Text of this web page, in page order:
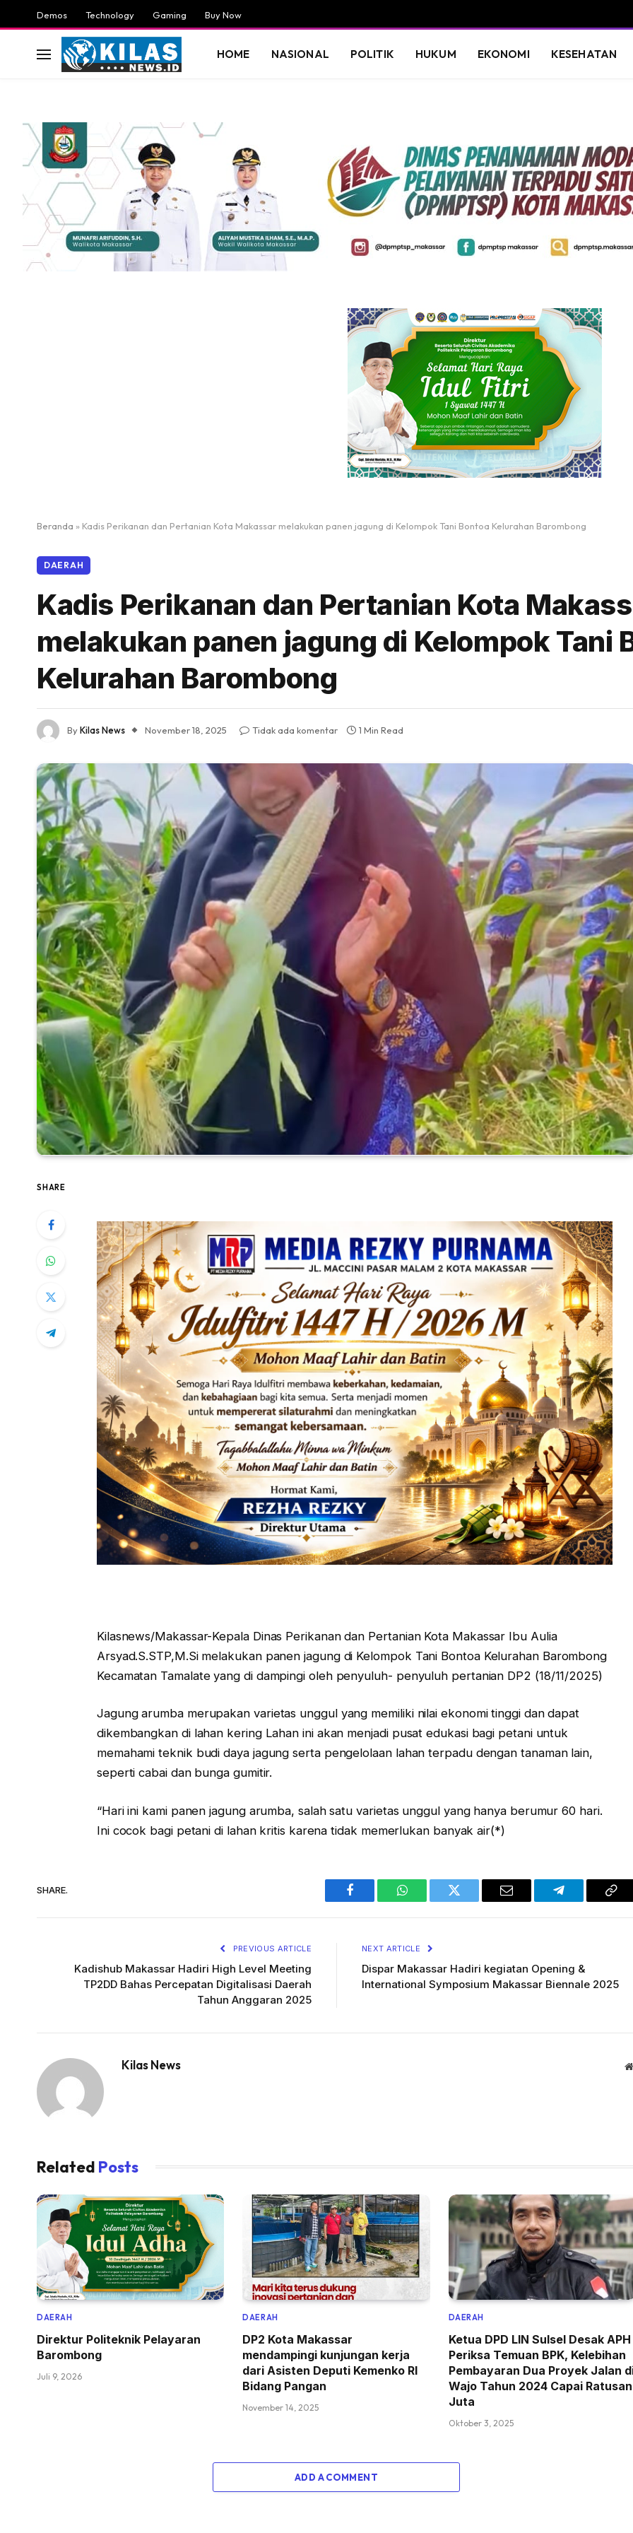
Demos Technology Gaming Buy Now
HOME NASIONAL POLITIK HUKUM EKONOMI KESEHATAN
Beranda » Kadis Perikanan dan Pertanian Kota Makassar melakukan panen jagung di Kelompok Tani Bontoa Kelurahan Barombong
DAERAH
Kadis Perikanan dan Pertanian Kota
melakukan panen jagung di Kelompok Tani
Kelurahan Barombong
ByKilas News November 18, 2025 Tidak ada komentar 1 Min Read
SHARE
Kilasnews/Makassar-Kepala Dinas Perikanan dan Pertanian Kota Makassar Ibu Aulia
Arsyad.S.STP,M.Si melakukan panen jagung di Kelompok Tani Bontoa Kelurahan Barombong
Kecamatan Tamalate yang di dampingi oleh penyuluh- penyuluh pertanian DP2 (18/11/2025)
Jagung arumba merupakan varietas unggul yang memiliki nilai ekonomi tinggi dan dapat
dikembangkan di lahan kering Lahan ini akan menjadi pusat edukasi bagi petani untuk
memahami teknik budi daya jagung serta pengelolaan lahan terpadu dengan tanaman lain,
seperti cabai dan bunga gumitir.
“Hari ini kami panen jagung arumba, salah satu varietas unggul yang hanya berumur 60 hari.
Ini cocok bagi petani di lahan kritis karena tidak memerlukan banyak air(*)
SHARE.
Facebook WhatsAppTwitter Email Telegram
PREVIOUS ARTICLE
Kadishub Makassar Hadiri High Level Meeting
TP2DD Bahas Percepatan Digitalisasi Daerah
Tahun Anggaran 2025
NEXT ARTICLE
Dispar Makassar Hadiri kegiatan Opening &
International Symposium Makassar Biennale 2025
Kilas News
Related Posts
DAERAH
Direktur Politeknik Pelayaran
Barombong
Juli 9, 2026
DAERAH
DP2 Kota Makassar
mendampingi kunjungan kerja
dari Asisten Deputi Kemenko RI
Bidang Pangan
November 14, 2025
DAERAH
Ketua DPD LIN Sulsel Desak APH
Periksa Temuan BPK, Kelebihan
Pembayaran Dua Proyek Jalan
Wajo Tahun 2024 Capai Ratusan
Juta
Oktober 3, 2025
ADD A COMMENT